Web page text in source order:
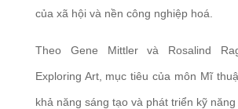
của xã hội và nền công nghiệp hoá.
Theo Gene Mittler và Rosalind
Exploring Art, mục tiêu của môn Mĩ
khả năng sáng tạo và phát triển kỹ